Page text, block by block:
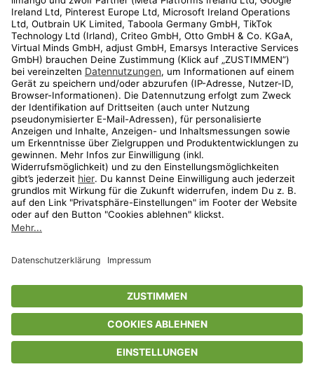
Privatsphäre-EinstellungenAGBDatenschutzCompliance
GeschenkgutscheinbedingungenImpressumHelp Center